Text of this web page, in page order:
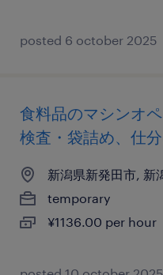
posted 6 october 2025
食料品のマシンオ
検査・袋詰め、仕
新潟県新発田市, 新
temporary
¥1136.00 per hour